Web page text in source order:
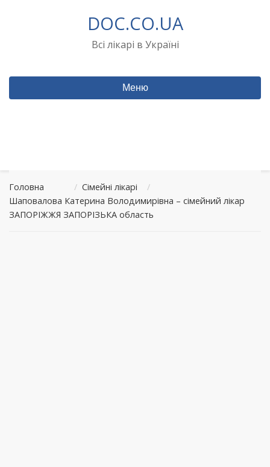
DOC.CO.UA
Всі лікарі в Україні
Меню
Головна / Сімейні лікарі
/
Шаповалова Катерина Володимирівна – сімейний лікар
ЗАПОРІЖЖЯ ЗАПОРІЗЬКА область